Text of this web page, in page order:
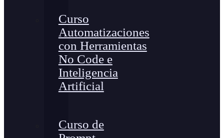
Curso
Automatizaciones
con Herramientas
No Code e
Inteligencia
Artificial
Curso de